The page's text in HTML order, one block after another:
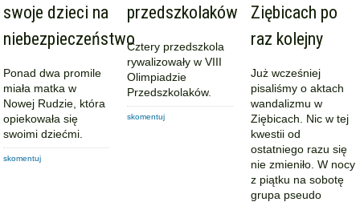
swoje dzieci na
niebezpieczeństwo
Ponad dwa promile
miała matka w
Nowej Rudzie, która
opiekowała się
swoimi dziećmi.
skomentuj
przedszkolaków
Cztery przedszkola
rywalizowały w VIII
Olimpiadzie
Przedszkolaków.
skomentuj
Ziębicach po
raz kolejny
Już wcześniej
pisaliśmy o aktach
wandalizmu w
Ziębicach. Nic w tej
kwestii od
ostatniego razu się
nie zmieniło. W nocy
z piątku na sobotę
grupa pseudo